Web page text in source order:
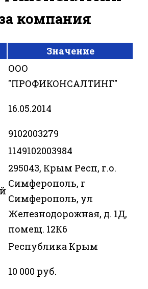
компания
Значение
ООО
"ПРОФИКОНСАЛТИНГ"
16.05.2014
9102003279
1149102003984
295043, Крым Респ, г.о.
Симферополь, г
Симферополь, ул
Железнодорожная, д. 1Д,
помещ. 12К6
Республика Крым
10 000 руб.